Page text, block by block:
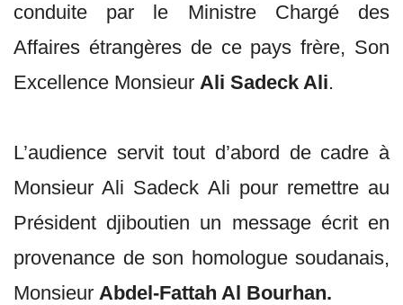
conduite par le Ministre Chargé des
Affaires étrangères de ce pays frère, Son
Excellence Monsieur Ali Sadeck Ali.
L’audience servit tout d’abord de cadre à
Monsieur Ali Sadeck Ali pour remettre au
Président djiboutien un message écrit en
provenance de son homologue soudanais,
Monsieur Abdel-Fattah Al Bourhan.